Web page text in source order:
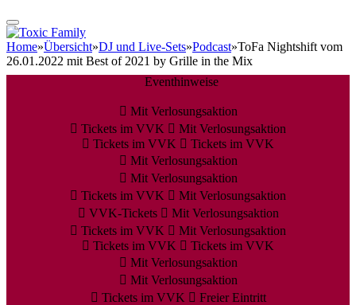
Home»Übersicht»DJ und Live-Sets»Podcast»ToFa Nightshift vom
26.01.2022 mit Best of 2021 by Grille in the Mix
Eventhinweise
Mit Verlosungsaktion
Tickets im VVK
Mit Verlosungsaktion
Tickets im VVK
Tickets im VVK
Mit Verlosungsaktion
Mit Verlosungsaktion
Tickets im VVK
Mit Verlosungsaktion
VVK-Tickets
Mit Verlosungsaktion
Tickets im VVK
Mit Verlosungsaktion
Tickets im VVK
Tickets im VVK
Mit Verlosungsaktion
Mit Verlosungsaktion
Tickets im VVK
Freier Eintritt